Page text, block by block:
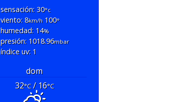
sensación: 30°c
viento: 8km/h100°
humedad: 14%
presión: 1018.96mbar
índice uv: 1
dom
32°C/ 16°C